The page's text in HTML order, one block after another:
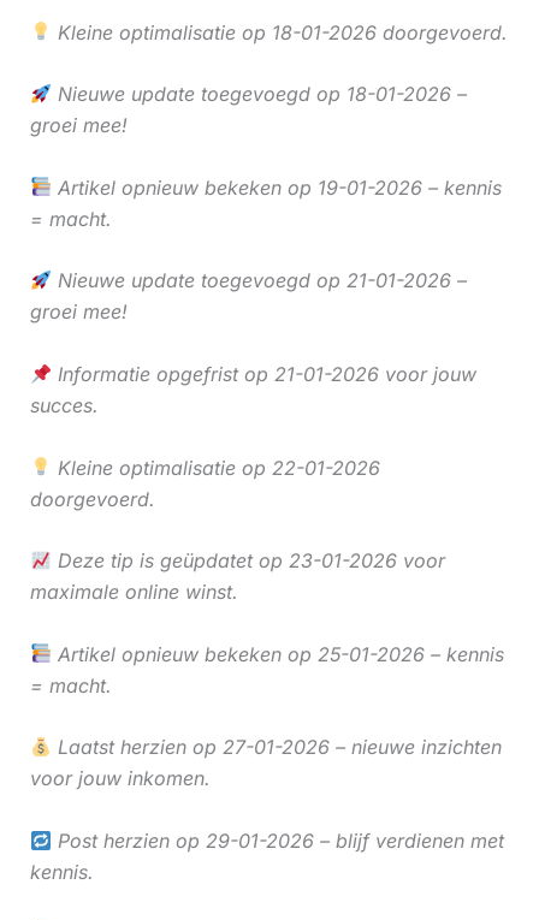
Kleine optimalisatie op 18-01-2026 doorgevoerd.
Nieuwe update toegevoegd op 18-01-2026 –
groei mee!
Artikel opnieuw bekeken op 19-01-2026 – kennis
= macht.
Nieuwe update toegevoegd op 21-01-2026 –
groei mee!
Informatie opgefrist op 21-01-2026 voor jouw
succes.
Kleine optimalisatie op 22-01-2026
doorgevoerd.
Deze tip is geüpdatet op 23-01-2026 voor
maximale online winst.
Artikel opnieuw bekeken op 25-01-2026 – kennis
= macht.
Laatst herzien op 27-01-2026 – nieuwe inzichten
voor jouw inkomen.
Post herzien op 29-01-2026 – blijf verdienen met
kennis.